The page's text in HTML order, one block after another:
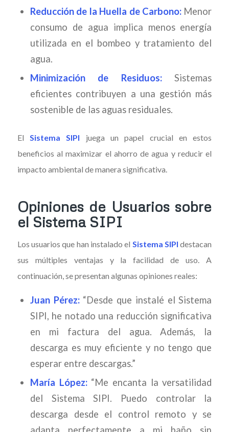
Reducción de la Huella de Carbono: Menor
consumo de agua implica menos energía
utilizada en el bombeo y tratamiento del
agua.
Minimización de Residuos:Sistemas
eficientes contribuyen a una gestión más
sostenible de las aguas residuales.
El Sistema SIPI juega un papel crucial en estos
beneficios al maximizar el ahorro de agua y reducir el
impacto ambiental de manera significativa.
Opiniones de Usuarios sobre
el Sistema SIPI
Los usuarios que han instalado el Sistema SIPI destacan
sus múltiples ventajas y la facilidad de uso. A
continuación, se presentan algunas opiniones reales:
Juan Pérez:“Desde que instalé el Sistema
SIPI, he notado una reducción significativa
en mi factura del agua. Además, la
descarga es muy eficiente y no tengo que
esperar entre descargas.”
María López:“Me encanta la versatilidad
del Sistema SIPI. Puedo controlar la
descarga desde el control remoto y se